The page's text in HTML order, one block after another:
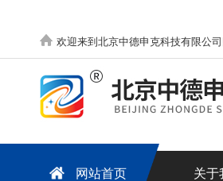
欢迎来到北京中德申克科技有限公司
网站首页 关于